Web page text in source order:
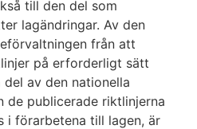
till den del som
lagändringar. Av den
från att
på erforderligt sätt
av den nationella
de publicerade riktlinjerna
i förarbetena till lagen, är